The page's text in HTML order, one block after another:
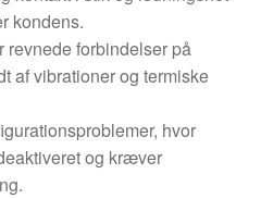
kondens.
revnede forbindelser på
af vibrationer og termiske
hvor
og kræver